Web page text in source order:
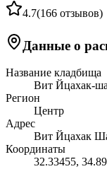
4.7(166 отзывов)
Данные о
Название кладбища
Вит Йцахак-
Регион
Центр
Адрес
Вит Йцахак
Координаты
32.33455,